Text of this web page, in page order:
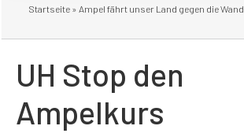
Startseite » Ampel fährt unser Land gegen die Wand
UH Stop den
Ampelkurs